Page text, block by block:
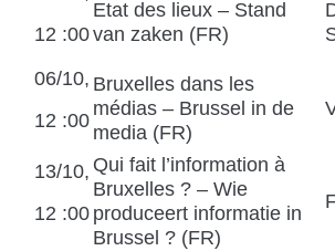
12 :00
Etat des lieux – Stand
van zaken (FR)
06/10,
12 :00
Bruxelles dans les
médias – Brussel in de
media (FR)
13/10,
12 :00
Qui fait l’information à
Bruxelles ? – Wie
produceert informatie in
Brussel ? (FR)